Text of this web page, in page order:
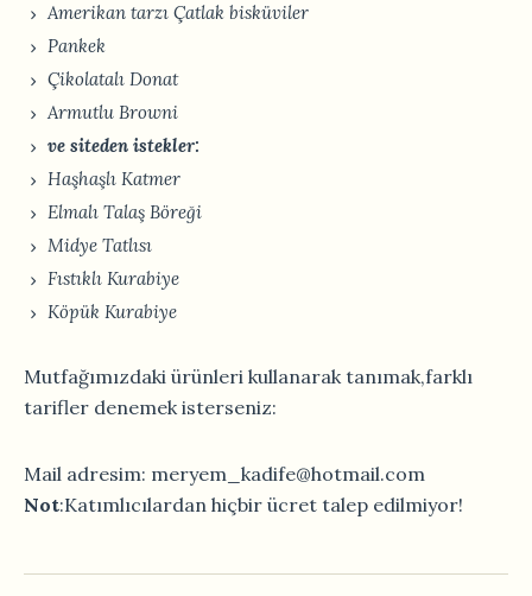
Amerikan tarzı Çatlak bisküviler
Pankek
Çikolatalı Donat
Armutlu Browni
ve siteden istekler:
Haşhaşlı Katmer
Elmalı Talaş Böreği
Midye Tatlısı
Fıstıklı Kurabiye
Köpük Kurabiye
Mutfağımızdaki ürünleri kullanarak tanımak,farklı
tarifler denemek isterseniz:
Mail adresim: meryem_kadife@hotmail.com
Not:Katımlıcılardan hiçbir ücret talep edilmiyor!